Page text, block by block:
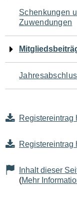
Schenkungen
Zuwendungen
Registereintrag
Registereintrag
Inhalt dieser
(Mehr